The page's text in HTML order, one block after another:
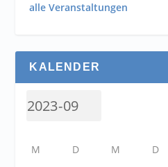
alle Veranstaltungen
KALENDER
M D M D